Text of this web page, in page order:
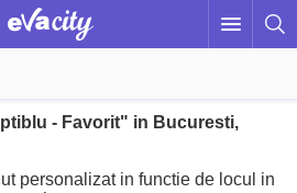
- Favorit" in Bucuresti,
personalizat in functie de locul in